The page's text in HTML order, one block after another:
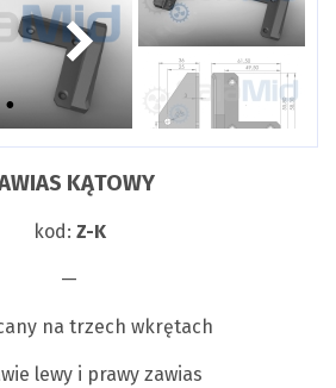
KĄTOWY
kod: Z-K
—
na trzech wkrętach
lewy i prawy zawias